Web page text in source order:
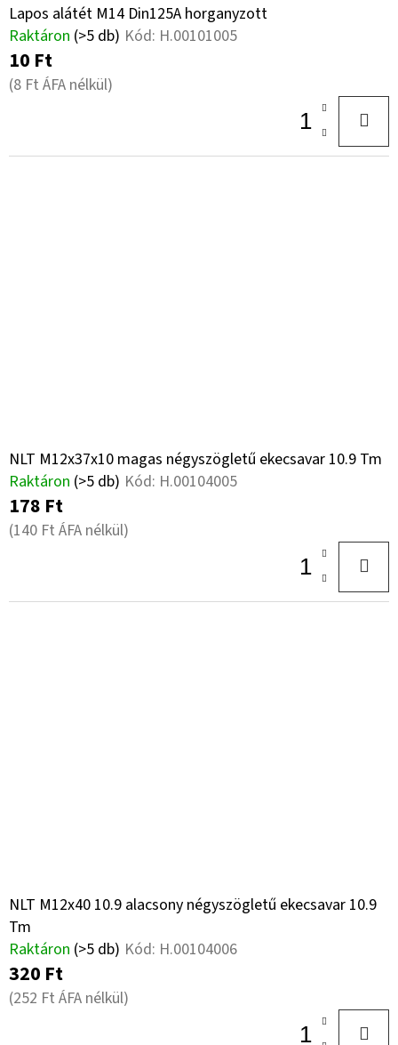
Lapos alátét M14 Din125A horganyzott
Raktáron (>5 db) Kód: H.00101005
10 Ft
(8 Ft ÁFA nélkül)
NLT M12x37x10 magas négyszögletű ekecsavar 10.9 Tm
Raktáron (>5 db) Kód: H.00104005
178 Ft
(140 Ft ÁFA nélkül)
NLT M12x40 10.9 alacsony négyszögletű ekecsavar 10.9
Tm
Raktáron (>5 db) Kód: H.00104006
320 Ft
(252 Ft ÁFA nélkül)